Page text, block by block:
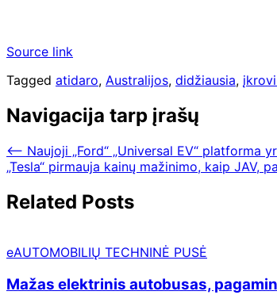
Source link
Tagged atidaro, Australijos, didžiausia,
Navigacija tarp įrašų
⟵ Naujoji „Ford“ „Universal EV“ platforma
„Tesla“ pirmauja kainų mažinimo, kaip JAV,
Related Posts
eAUTOMOBILIŲ TECHNINĖ PUSĖ
Mažas elektrinis autobusas,